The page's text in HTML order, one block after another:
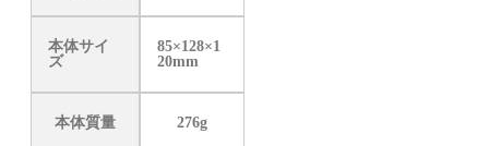
本体サイ
ズ
85×128×1
20mm
本体質量 276g